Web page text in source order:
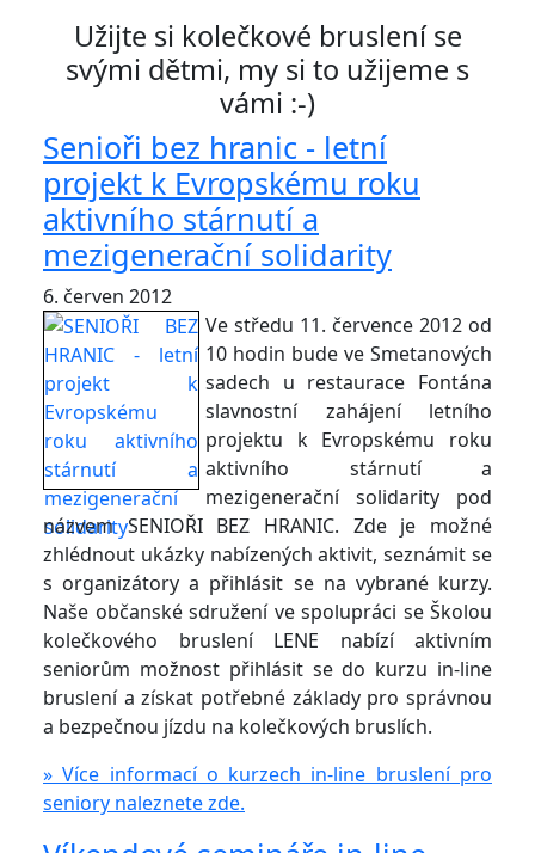
Užijte si kolečkové bruslení se
svými dětmi, my si to užijeme s
vámi :-)
Senioři bez hranic - letní
projekt k Evropskému roku
aktivního stárnutí a
mezigenerační solidarity
6. červen 2012
Ve středu 11. července 2012 od
10 hodin bude ve Smetanových
sadech u restaurace Fontána
slavnostní zahájení letního
projektu k Evropskému roku
aktivního stárnutí a
mezigenerační solidarity pod
názvem SENIOŘI BEZ HRANIC. Zde je možné
zhlédnout ukázky nabízených aktivit, seznámit se
s organizátory a přihlásit se na vybrané kurzy.
Naše občanské sdružení ve spolupráci se Školou
kolečkového bruslení LENE nabízí aktivním
seniorům možnost přihlásit se do kurzu in-line
bruslení a získat potřebné základy pro správnou
a bezpečnou jízdu na kolečkových bruslích.
» Více informací o kurzech in-line bruslení pro
seniory naleznete zde.